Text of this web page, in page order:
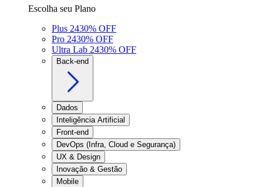
Escolha seu Plano
Plus 2430% OFF
Pro 2430% OFF
Ultra Lab 2430% OFF
Back-end
Dados
Inteligência Artificial
Front-end
DevOps (Infra, Cloud e Segurança)
UX & Design
Inovação & Gestão
Mobile